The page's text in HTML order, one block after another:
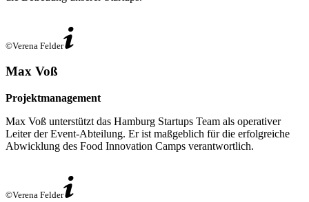
©Verena Felder
Max Voß
Projektmanagement
Max Voß unterstützt das Hamburg Startups Team als operativer
Leiter der Event-Abteilung. Er ist maßgeblich für die erfolgreiche
Abwicklung des Food Innovation Camps verantwortlich.
©Verena Felder